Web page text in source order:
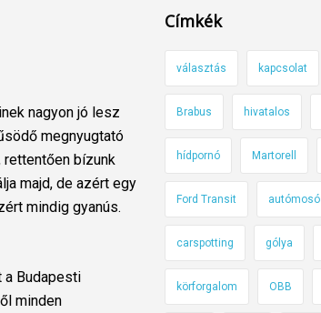
nagyon jó lesz
megnyugtató
bízunk
majd, de azért egy
mindig gyanús.
a Budapesti
minden
Címkék
választás kapcsolat
Brabus hivatalos
hídpornó Martorell
Ford Transit autómosó
carspotting gólya
körforgalom OBB